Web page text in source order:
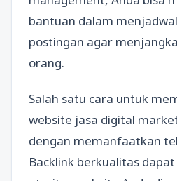
bantuan dalam
postingan agar
orang.
Salah satu cara untuk
website jasa digital
dengan memanfaatkan
Backlink berkualitas